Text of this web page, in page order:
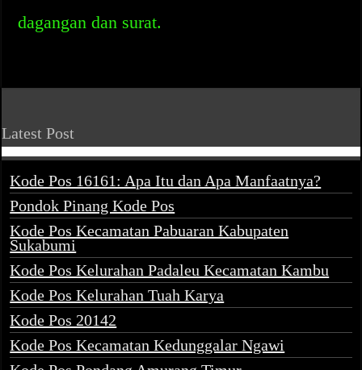
dagangan dan surat.
Latest Post
Kode Pos 16161: Apa Itu dan Apa Manfaatnya?
Pondok Pinang Kode Pos
Kode Pos Kecamatan Pabuaran Kabupaten
Sukabumi
Kode Pos Kelurahan Padaleu Kecamatan Kambu
Kode Pos Kelurahan Tuah Karya
Kode Pos 20142
Kode Pos Kecamatan Kedunggalar Ngawi